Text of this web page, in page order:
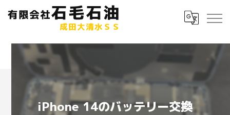
iPhone 14のバッテリー交換